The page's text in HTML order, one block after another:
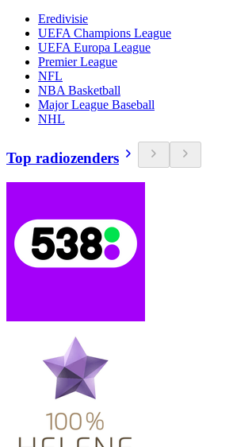
Eredivisie
UEFA Champions League
UEFA Europa League
Premier League
NFL
NBA Basketball
Major League Baseball
NHL
Top radiozenders